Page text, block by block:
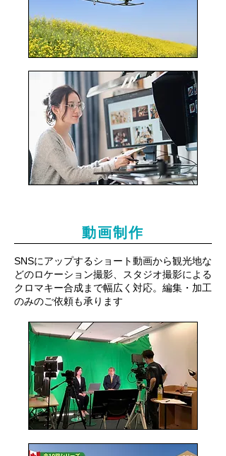
動画制作
SNSにアップするショート動画から観光地な
どのロケーション撮影、スタジオ撮影による
クロマキー合成まで幅広く対応。編集・加工
のみのご依頼も承ります